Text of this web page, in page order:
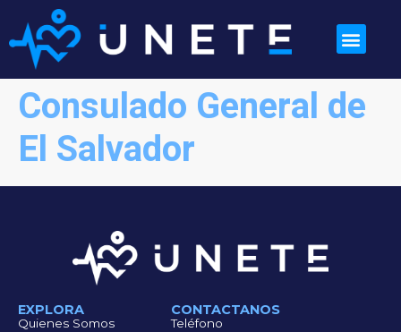
Consulado General de
El Salvador
EXPLORA
Quienes Somos
CONTACTANOS
Teléfono